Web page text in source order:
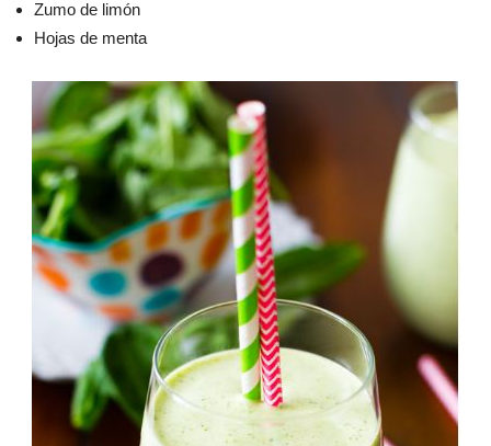
Zumo de limón
Hojas de menta